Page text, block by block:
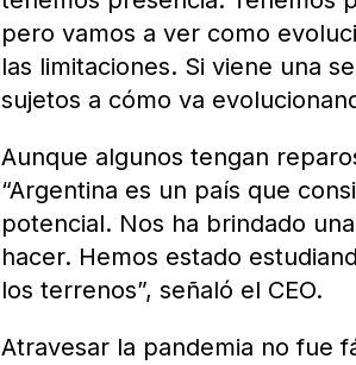
pero vamos a ver como
las limitaciones. Si viene una
sujetos a cómo va
Aunque algunos tengan
“Argentina es un país que
potencial. Nos ha brindado
hacer. Hemos estado
los terrenos”, señaló el CEO.
Atravesar la pandemia no fue